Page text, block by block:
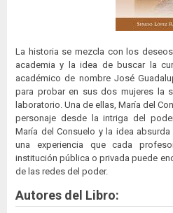
La historia se mezcla con los
academia y la idea de buscar la
académico de nombre José
para probar en sus dos mujeres la
laboratorio. Una de ellas, María del
personaje desde la intriga del
María del Consuelo y la idea
una experiencia que cada
institución pública o privada puede
de las redes del poder.
Autores del Libro: